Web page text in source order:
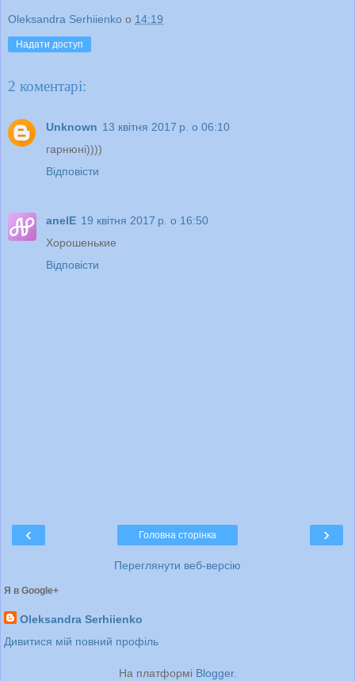
Oleksandra Serhiienko о 14:19
Надати доступ
2 коментарі:
Unknown 13 квітня 2017 р. о 06:10
гарнюні))))
Відповісти
anelE 19 квітня 2017 р. о 16:50
Хорошенькие
Відповісти
‹ ›
Головна сторінка
Переглянути веб-версію
Я в Google+
Oleksandra Serhiienko
Дивитися мій повний профіль
На платформі Blogger.